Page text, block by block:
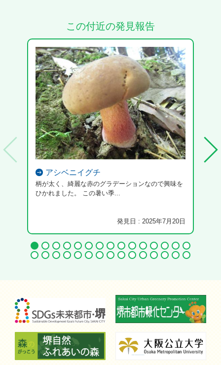
この付近の発見報告
アシベニイグチ
柄が太く、綺麗な赤のグラデーションなので興味を
ひかれました。 この暑い季...
発見日 : 2025年7月20日